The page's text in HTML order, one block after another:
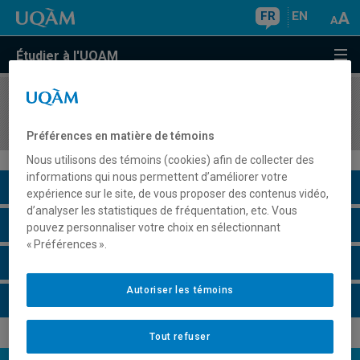
FR EN
Étudier à l'UQAM
COURS//
Description du cours
Horaire - Été 2026
Préférences en matière de témoins
Nous utilisons des témoins (cookies) afin de collecter des
informations qui nous permettent d’améliorer votre
expérience sur le site, de vous proposer des contenus vidéo,
d’analyser les statistiques de fréquentation, etc. Vous
pouvez personnaliser votre choix en sélectionnant
« Préférences ».
Tout refuser
Autoriser les témoins